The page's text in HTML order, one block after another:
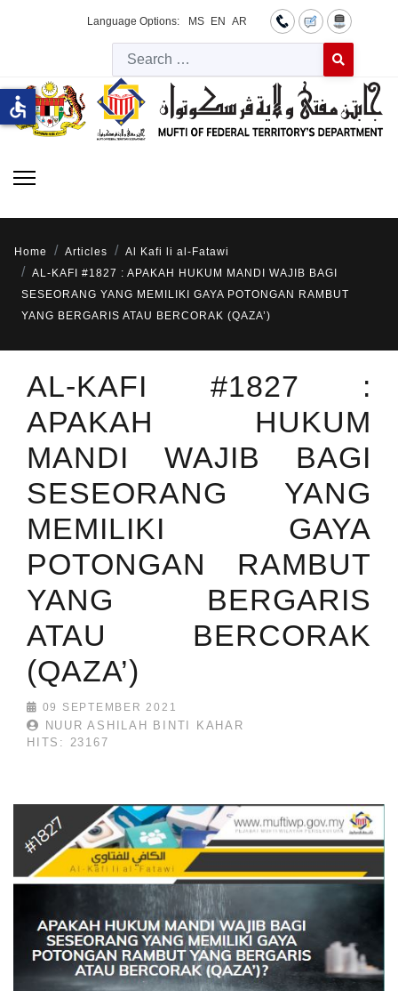
Language Options: MS EN AR
Type 2 or
Home Articles
Al Kafi li al-Fatawi
AL-KAFI #1827 : APAKAH HUKUM MANDI WAJIB BAGI
SESEORANG YANG MEMILIKI GAYA POTONGAN RAMBUT
YANG BERGARIS ATAU BERCORAK (QAZA’)
AL-KAFI #1827 :
APAKAH HUKUM
MANDI WAJIB BAGI
SESEORANG YANG
MEMILIKI GAYA
POTONGAN RAMBUT
YANG BERGARIS
ATAU BERCORAK
(QAZA’)
09 SEPTEMBER 2021
NUUR ASHILAH BINTI KAHAR
HITS: 23167
accessible